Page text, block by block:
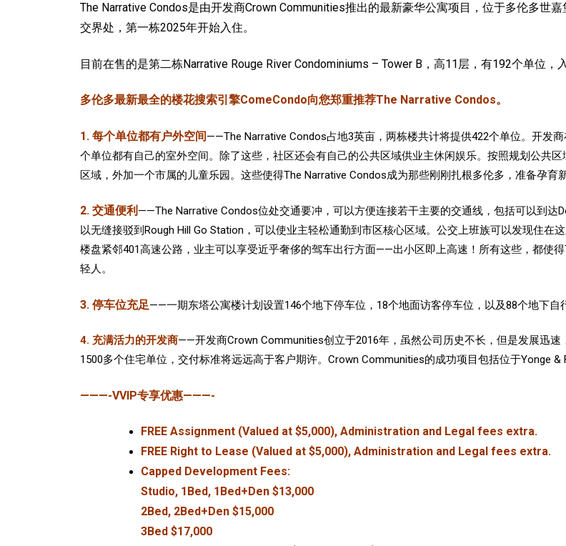
The Narrative Condos是由开发商Crown Communities推出的最新豪华公寓项目，位于多伦多世
交界处，第一栋2025年开始入住。
目前在售的是第二栋Narrative Rouge River Condominiums – Tower B，高11层，有192个单位，
多伦多最新最全的楼花搜索引擎ComeCondo向您郑重推荐The Narrative Condos。
1. 每个单位都有户外空间——The Narrative Condos占地3英亩，两栋楼共计将提供422个单位。开发
个单位都有自己的室外空间。除了这些，社区还会有自己的公共区域供业主休闲娱乐。按照规划公共
区域，外加一个市属的儿童乐园。这些使得The Narrative Condos成为那些刚刚扎根多伦多，准备孕育
2. 交通便利 ——The Narrative Condos位处交通要冲，可以方便连接若干主要的交通线，包括可以到达
以无缝接驳到Rough Hill Go Station，可以使业主轻松通勤到市区核心区域。公交上班族可以发现住在
楼盘紧邻401高速公路，业主可以享受近乎奢侈的驾车出行方面——出小区即上高速！所有这些，都使
轻人。
3. 停车位充足——一期东塔公寓楼计划设置146个地下停车位，18个地面访客停车位，以及88个地下自
4. 充满活力的开发商——开发商Crown Communities创立于2016年，虽然公司历史不长，但是发展迅
1500多个住宅单位，交付标准将远远高于客户期许。Crown Communities的成功项目包括位于Yonge &
———-VVIP专享优惠———-
FREE Assignment (Valued at $5,000), Administration and Legal fees extra.
FREE Right to Lease (Valued at $5,000), Administration and Legal fees extra.
Capped Development Fees:
Studio, 1Bed, 1Bed+Den $13,000
2Bed, 2Bed+Den $15,000
3Bed $17,000